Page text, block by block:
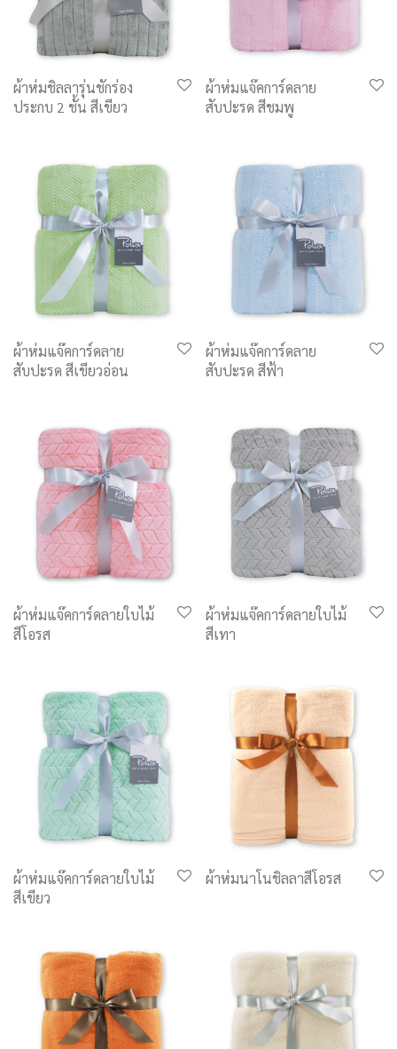
ผ้าห่มชิลลารุ่นชักร่อง
ประกบ 2 ชั้น สีเขียว
ผ้าห่มแจ๊คการ์ดลาย
สับปะรด สีชมพู
ผ้าห่มแจ๊คการ์ดลาย
สับปะรด สีเขียวอ่อน
ผ้าห่มแจ๊คการ์ดลาย
สับปะรด สีฟ้า
ผ้าห่มแจ๊คการ์ดลายใบไม้
สีโอรส
ผ้าห่มแจ๊คการ์ดลายใบไม้
สีเทา
ผ้าห่มแจ๊คการ์ดลายใบไม้
สีเขียว
ผ้าห่มนาโนชิลลาสีโอรส